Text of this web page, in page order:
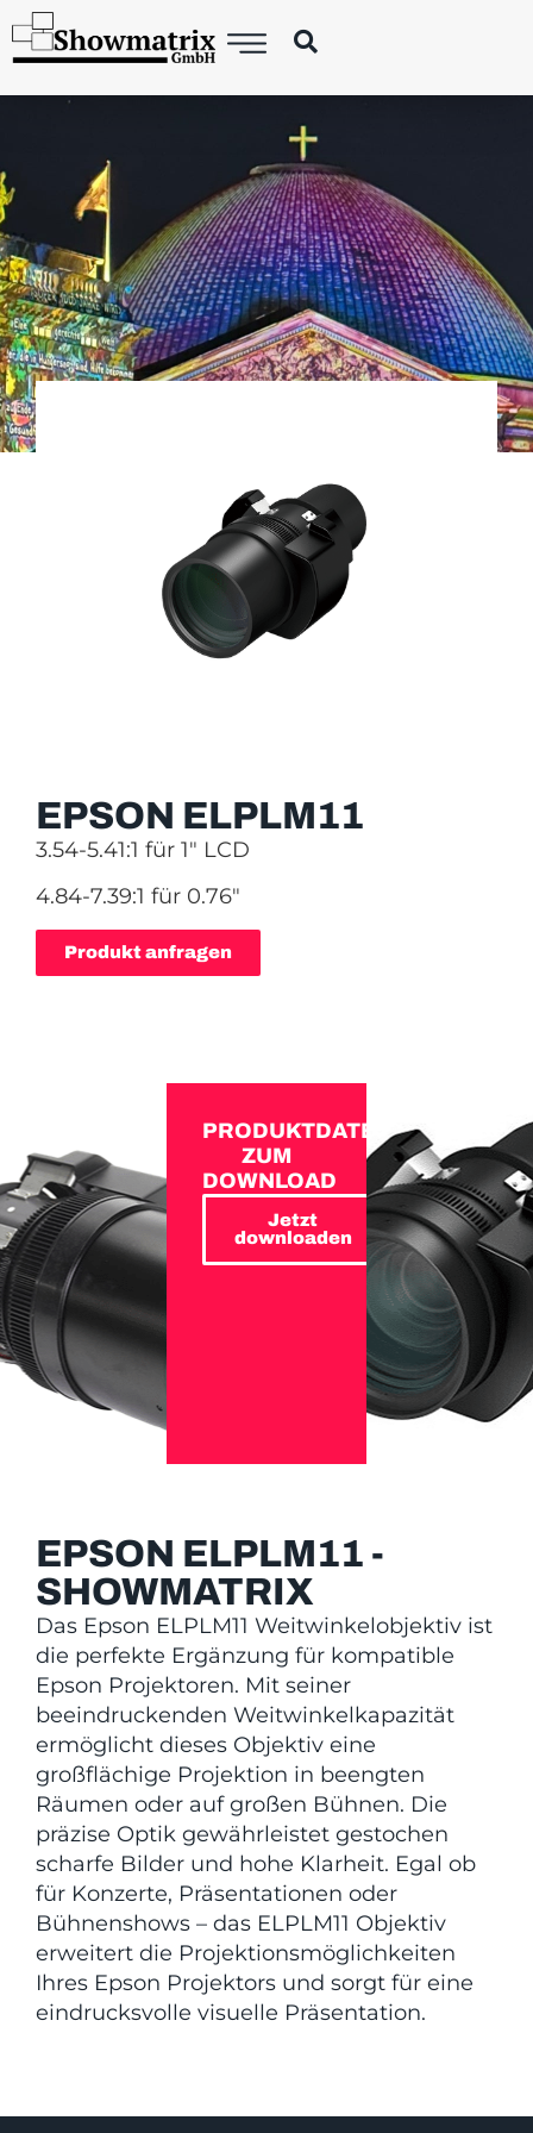
EPSON ELPLM11
3.54-5.41:1 für 1″ LCD
4.84-7.39:1 für 0.76″
Produkt anfragen
PRODUKTDATEN
ZUM
DOWNLOAD
Jetzt
downloaden
EPSON ELPLM11 -
SHOWMATRIX
Das Epson ELPLM11 Weitwinkelobjektiv ist
die perfekte Ergänzung für kompatible
Epson Projektoren. Mit seiner
beeindruckenden Weitwinkelkapazität
ermöglicht dieses Objektiv eine
großflächige Projektion in beengten
Räumen oder auf großen Bühnen. Die
präzise Optik gewährleistet gestochen
scharfe Bilder und hohe Klarheit. Egal ob
für Konzerte, Präsentationen oder
Bühnenshows – das ELPLM11 Objektiv
erweitert die Projektionsmöglichkeiten
Ihres Epson Projektors und sorgt für eine
eindrucksvolle visuelle Präsentation.